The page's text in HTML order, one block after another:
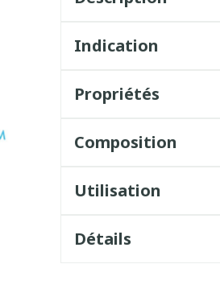
Indication
Propriétés
Composition
Utilisation
Détails